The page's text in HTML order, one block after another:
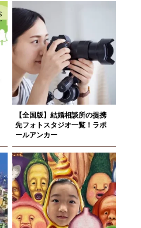
【全国版】結婚相談所の提携
先フォトスタジオ一覧！ラポ
ールアンカー